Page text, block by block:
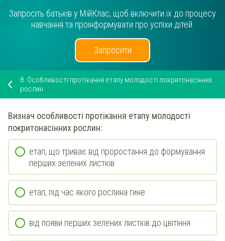
Запросіть батьків у МійКлас, щоб включити їх до процесу
навчання та проінформувати про успіхи дітей.
Запросити
8. Особливості протікання етапу молодості покритонасінних
рослин
Визнач особливості протікання етапу молодості
покритонасінних рослин:
етап, що триває від проростання до формування
перших зелених листків
етап, під час якого рослина гине
від появи перших зелених листків до цвітіння